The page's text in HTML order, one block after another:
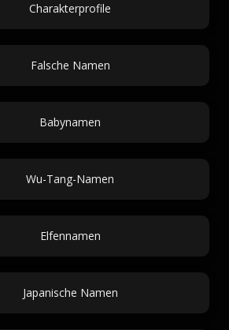
Charakterprofile
Falsche Namen
Babynamen
Wu-Tang-Namen
Elfennamen
Japanische Namen